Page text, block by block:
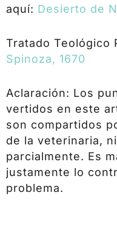
aquí: Desierto de
Tratado Teológico
Spinoza, 1670
Aclaración: Los
vertidos en este
son compartidos
de la veterinaria,
parcialmente. Es
justamente lo
problema.